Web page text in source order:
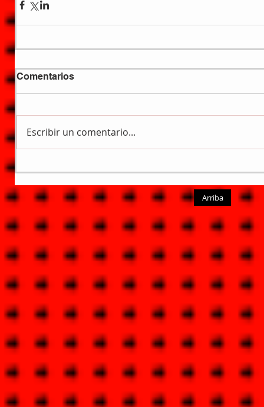
Comentarios
Escribir un comentario...
Arriba